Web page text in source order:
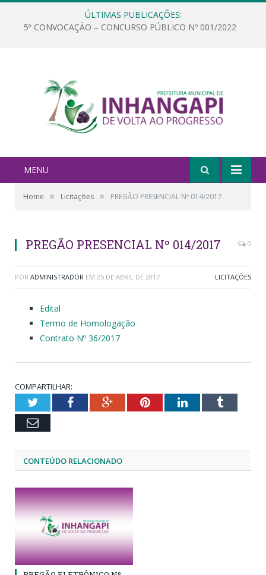
ÚLTIMAS PUBLICAÇÕES:
5ª CONVOCAÇÃO – CONCURSO PÚBLICO Nº 001/2022
MENU
Home » Licitações » PREGÃO PRESENCIAL Nº 014/2017
PREGÃO PRESENCIAL Nº 014/2017 0
POR ADMINISTRADOR EM 25 DE ABRIL DE 2017 LICITAÇÕES
Edital
Termo de Homologação
Contrato Nº 36/2017
COMPARTILHAR:
TwitterFacebookGoogle+PinterestLinkedInTumblr
Email
CONTEÚDO RELACIONADO